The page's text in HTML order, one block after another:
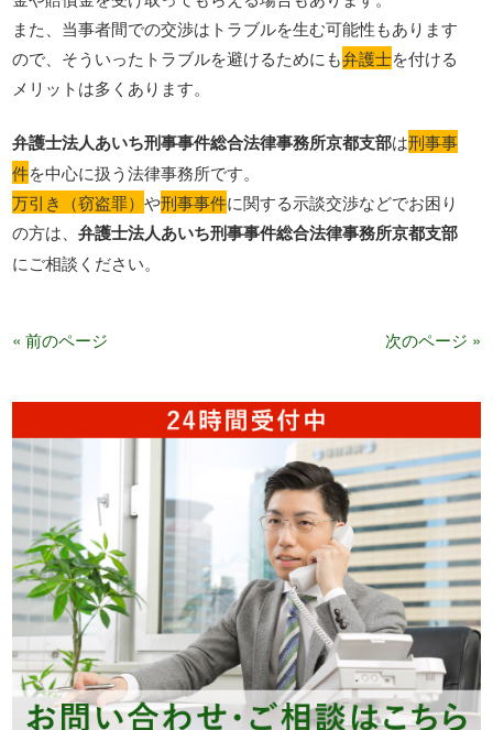
また、当事者間での交渉はトラブルを生む可能性もあります
ので、そういったトラブルを避けるためにも弁護士を付ける
メリットは多くあります。
弁護士法人あいち刑事事件総合法律事務所京都支部は刑事事
件を中心に扱う法律事務所です。
万引き（窃盗罪）や刑事事件に関する示談交渉などでお困り
の方は、弁護士法人あいち刑事事件総合法律事務所京都支部
にご相談ください。
« 前のページ 次のページ »